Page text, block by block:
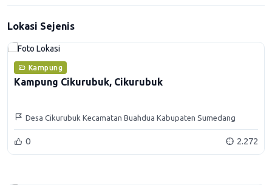
Lokasi Sejenis
Kampung
Kampung Cikurubuk, Cikurubuk
Desa Cikurubuk Kecamatan Buahdua Kabupaten Sumedang
0 2.272